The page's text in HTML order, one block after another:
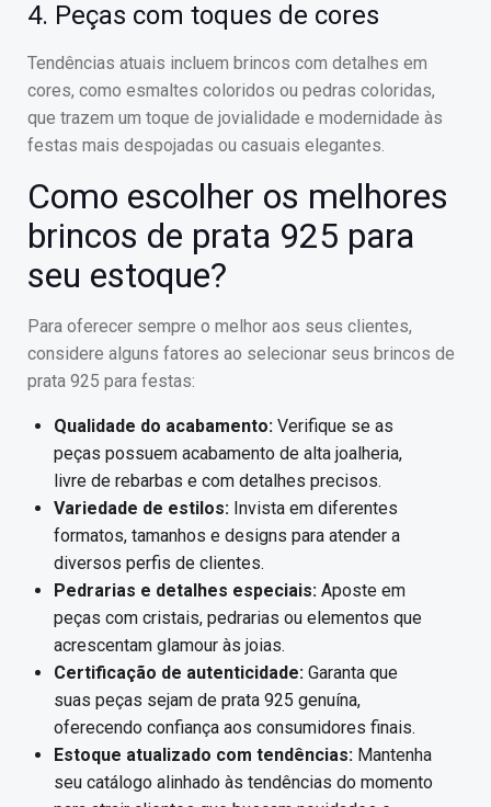
4. Peças com toques de cores
Tendências atuais incluem brincos com detalhes em
cores, como esmaltes coloridos ou pedras coloridas,
que trazem um toque de jovialidade e modernidade às
festas mais despojadas ou casuais elegantes.
Como escolher os melhores
brincos de prata 925 para
seu estoque?
Para oferecer sempre o melhor aos seus clientes,
considere alguns fatores ao selecionar seus brincos de
prata 925 para festas:
Qualidade do acabamento: Verifique se as
peças possuem acabamento de alta joalheria,
livre de rebarbas e com detalhes precisos.
Variedade de estilos: Invista em diferentes
formatos, tamanhos e designs para atender a
diversos perfis de clientes.
Pedrarias e detalhes especiais: Aposte em
peças com cristais, pedrarias ou elementos que
acrescentam glamour às joias.
Certificação de autenticidade: Garanta que
suas peças sejam de prata 925 genuína,
oferecendo confiança aos consumidores finais.
Estoque atualizado com tendências: Mantenha
seu catálogo alinhado às tendências do momento